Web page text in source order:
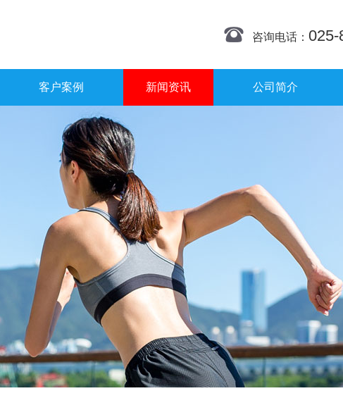
咨询电话： 025-
客户案例 新闻资讯 公司简介